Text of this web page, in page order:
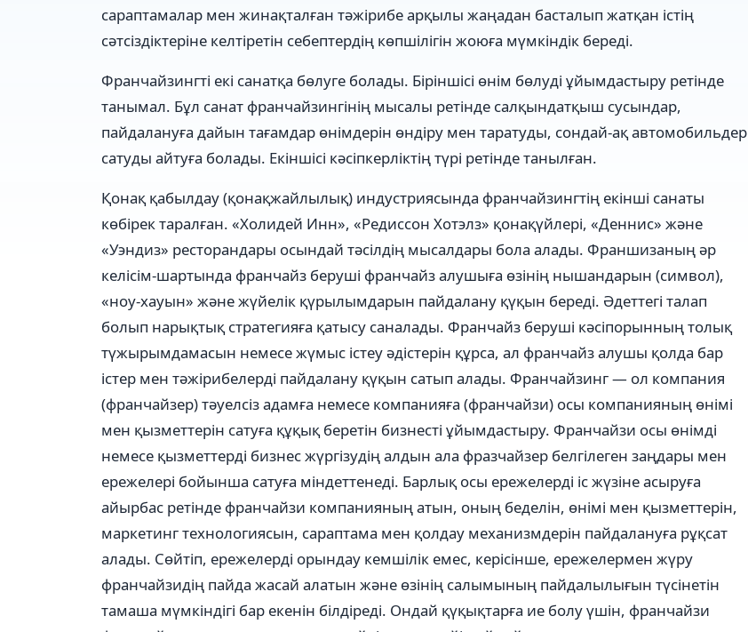
сараптамалар мен жинақталған тәжірибе арқылы жаңадан басталып жатқан істің
сәтсіздіктеріне келтіретін себептердің көпшілігін жоюға мүмкіндік береді.
Франчайзингті екі санатқа бөлуге болады. Біріншісі өнім бөлуді ұйымдастыру ретінде
танымал. Бұл санат франчайзингінің мысалы ретінде салқындатқыш сусындар,
пайдалануға дайын тағамдар өнімдерін өндіру мен таратуды, сондай-ақ автомобильдер
сатуды айтуға болады. Екіншісі кәсіпкерліктің түрі ретінде танылған.
Қонақ қабылдау (қонақжайлылық) индустриясында франчайзингтің екінші санаты
көбірек таралған. «Холидей Инн», «Редиссон Хотэлз» қонақүйлері, «Деннис» және
«Уэндиз» ресторандары осындай тәсілдің мысалдары бола алады. Франшизаның әр
келісім-шартында франчайз беруші франчайз алушыға өзінің нышандарын (символ),
«ноу-хауын» және жүйелік қүрылымдарын пайдалану қүқын береді. Әдеттегі талап
болып нарықтық стратегияға қатысу саналады. Франчайз беруші кәсіпорынның толық
түжырымдамасын немесе жүмыс істеу әдістерін құрса, ал франчайз алушы қолда бар
істер мен тәжірибелерді пайдалану қүқын сатып алады. Франчайзинг — ол компания
(франчайзер) тәуелсіз адамға немесе компанияға (франчайзи) осы компанияның өнімі
мен қызметтерін сатуға құқық беретін бизнесті ұйымдастыру. Франчайзи осы өнімді
немесе қызметтерді бизнес жүргізудің алдын ала фразчайзер белгілеген заңдары мен
ережелері бойынша сатуға міндеттенеді. Барлық осы ережелерді іс жүзіне асыруға
айырбас ретінде франчайзи компанияның атын, оның беделін, өнімі мен қызметтерін,
маркетинг технологиясын, сараптама мен қолдау механизмдерін пайдалануға рұқсат
алады. Сөйтіп, ережелерді орындау кемшілік емес, керісінше, ережелермен жүру
франчайзидің пайда жасай алатын және өзінің салымының пайдалылығын түсінетін
тамаша мүмкіндігі бар екенін білдіреді. Ондай қүқықтарға ие болу үшін, франчайзи